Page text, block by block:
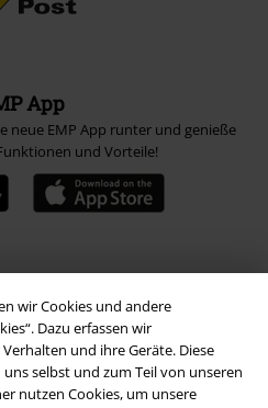
wir Cookies und andere
Dazu erfassen wir
und ihre Geräte. Diese
selbst und zum Teil von unseren
nutzen Cookies, um unsere
App
neue EMP App runter und genieße
und Vorteile!